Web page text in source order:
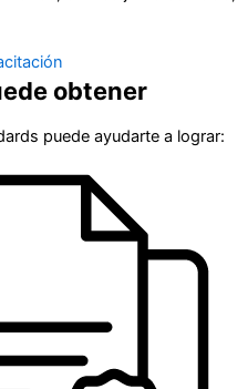
obtener
puede ayudarte a lograr: